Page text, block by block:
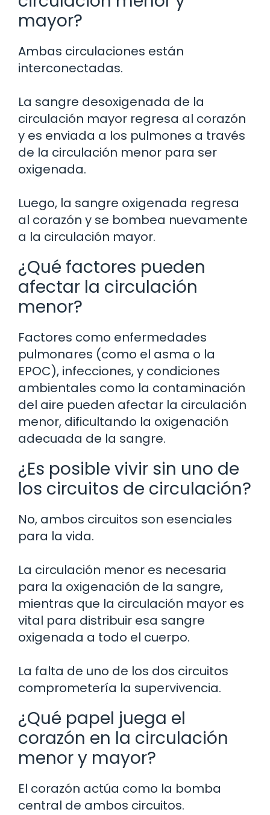
mayor?
Ambas circulaciones están
interconectadas.
La sangre desoxigenada de la
circulación mayor regresa al corazón
y es enviada a los pulmones a través
de la circulación menor para ser
oxigenada.
Luego, la sangre oxigenada regresa
al corazón y se bombea nuevamente
a la circulación mayor.
¿Qué factores pueden
afectar la circulación
menor?
Factores como enfermedades
pulmonares (como el asma o la
EPOC), infecciones, y condiciones
ambientales como la contaminación
del aire pueden afectar la circulación
menor, dificultando la oxigenación
adecuada de la sangre.
¿Es posible vivir sin uno de
los circuitos de circulación?
No, ambos circuitos son esenciales
para la vida.
La circulación menor es necesaria
para la oxigenación de la sangre,
mientras que la circulación mayor es
vital para distribuir esa sangre
oxigenada a todo el cuerpo.
La falta de uno de los dos circuitos
comprometería la supervivencia.
¿Qué papel juega el
corazón en la circulación
menor y mayor?
El corazón actúa como la bomba
central de ambos circuitos.